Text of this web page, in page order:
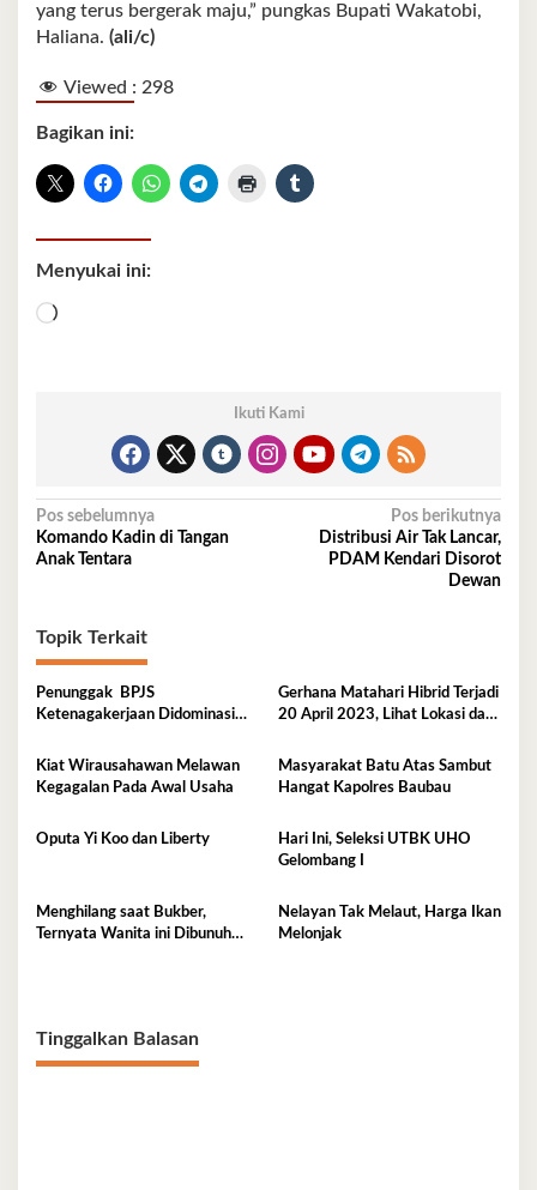
yang terus bergerak maju,” pungkas Bupati Wakatobi,
Haliana. (ali/c)
Viewed : 298
Bagikan ini:
Menyukai ini:
Memuat...
Ikuti Kami
Navigasi
pos
Pos sebelumnya
Komando Kadin di Tangan
Anak Tentara
Pos berikutnya
Distribusi Air Tak Lancar,
PDAM Kendari Disorot
Dewan
Topik Terkait
Penunggak BPJS
Ketenagakerjaan Didominasi
Gerhana Matahari Hibrid Terjadi
20 April 2023, Lihat Lokasi dan
Kiat Wirausahawan Melawan
Kegagalan Pada Awal Usaha
Masyarakat Batu Atas Sambut
Hangat Kapolres Baubau
Oputa Yi Koo dan Liberty
Hari Ini, Seleksi UTBK UHO
Gelombang I
Menghilang saat Bukber,
Ternyata Wanita ini Dibunuh
Nelayan Tak Melaut, Harga Ikan
Melonjak
Tinggalkan Balasan